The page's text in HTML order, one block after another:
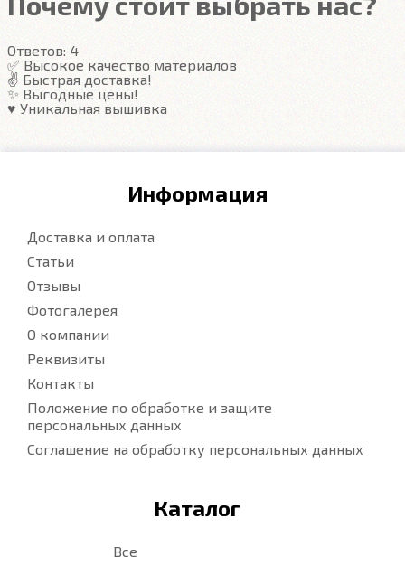
Гарантия
Подробнее
Ответов: 4
✅ Высокое качество материалов
✌️ Быстрая доставка!
✨ Выгодные цены!
♥️ Уникальная вышивка
Информация
Доставка и оплата
Статьи
Отзывы
Фотогалерея
О компании
Реквизиты
Контакты
Положение по обработке и защите
персональных данных
Соглашение на обработку персональных данных
Каталог
Все